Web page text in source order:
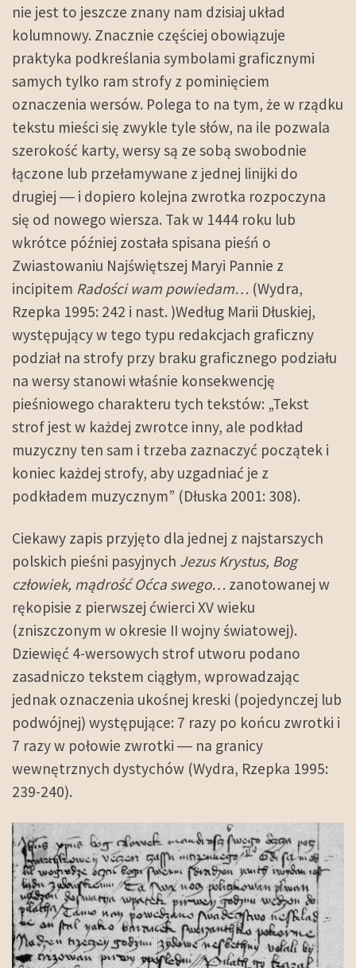
nie jest to jeszcze znany nam dzisiaj układ
kolumnowy. Znacznie częściej obowiązuje
praktyka podkreślania symbolami graficznymi
samych tylko ram strofy z pominięciem
oznaczenia wersów. Polega to na tym, że w rządku
tekstu mieści się zwykle tyle słów, na ile pozwala
szerokość karty, wersy są ze sobą swobodnie
łączone lub przełamywane z jednej linijki do
drugiej ― i dopiero kolejna zwrotka rozpoczyna
się od nowego wiersza. Tak w 1444 roku lub
wkrótce później została spisana pieśń o
Zwiastowaniu Najświętszej Maryi Pannie z
incipitem Radości wam powiedam… (Wydra,
Rzepka 1995: 242 i nast. )Według Marii Dłuskiej,
występujący w tego typu redakcjach graficzny
podział na strofy przy braku graficznego podziału
na wersy stanowi właśnie konsekwencję
pieśniowego charakteru tych tekstów: „Tekst
strof jest w każdej zwrotce inny, ale podkład
muzyczny ten sam i trzeba zaznaczyć początek i
koniec każdej strofy, aby uzgadniać je z
podkładem muzycznym” (Dłuska 2001: 308).
Ciekawy zapis przyjęto dla jednej z najstarszych
polskich pieśni pasyjnych Jezus Krystus, Bog
człowiek, mądrość Oćca swego… zanotowanej w
rękopisie z pierwszej ćwierci XV wieku
(zniszczonym w okresie II wojny światowej).
Dziewięć 4-wersowych strof utworu podano
zasadniczo tekstem ciągłym, wprowadzając
jednak oznaczenia ukośnej kreski (pojedynczej lub
podwójnej) występujące: 7 razy po końcu zwrotki i
7 razy w połowie zwrotki ― na granicy
wewnętrznych dystychów (Wydra, Rzepka 1995:
239-240).